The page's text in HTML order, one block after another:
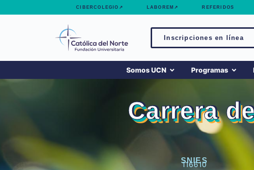
CIBERCOLEGIO↗ LABOREM↗ REFERIDOS
Inscripciones en línea
Somos UCN Programas
Carrera
SNIES
116610